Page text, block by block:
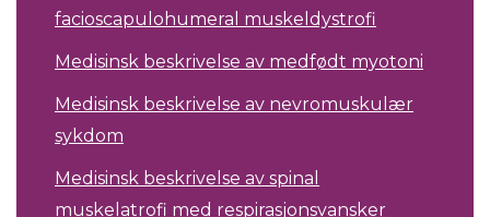
facioscapulohumeral muskeldystrofi
Medisinsk beskrivelse av medfødt myotoni
Medisinsk beskrivelse av nevromuskulær
sykdom
Medisinsk beskrivelse av spinal
muskelatrofi med respirasjonsvansker